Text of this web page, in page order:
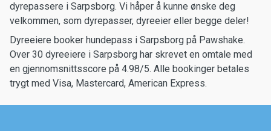
dyrepassere i Sarpsborg. Vi håper å kunne ønske deg
velkommen, som dyrepasser, dyreeier eller begge deler!
Dyreeiere booker hundepass i Sarpsborg på Pawshake.
Over 30 dyreeiere i Sarpsborg har skrevet en omtale med
en gjennomsnittsscore på 4.98/5. Alle bookinger betales
trygt med Visa, Mastercard, American Express.